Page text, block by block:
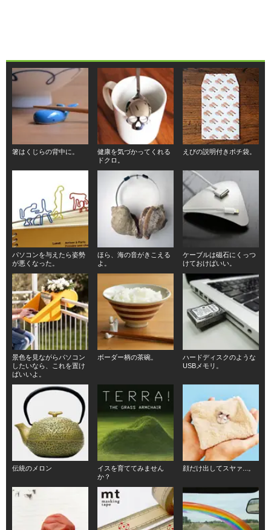
箸はくじらの背中に。
健康を気づかってくれる
ドクロ。
えびの説明付きポチ袋。
パソコンを与えたら姿勢
が悪くなった。
ほら、海の音がきこえる
よ。
ケーブルは磁石にくっつ
けておけばいい。
景色を見ながらパソコン
したいなら、これを置け
ばいいよ。
ボーダー柄の茶碗。
ハードディスクのような
USBメモリ。
伝統のメロン
イスを育ててみません
か？
顔だけ出してスヤァ...。